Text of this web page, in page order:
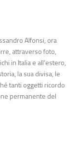
Alfonsi, ora
attraverso foto,
in Italia e all’estero,
la sua divisa, le
tanti oggetti ricordo
permanente del